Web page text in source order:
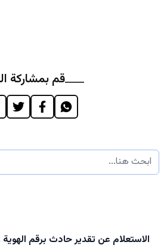
قم بمشاركة
الاستعلام عن تقدير حادث برقم الهوية